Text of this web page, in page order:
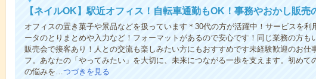
【ネイルOK】駅近オフィス！自転車通勤もOK！事務やおかし販売
オフィスの置き菓子や景品などを扱っています＊30代の方が活躍中！サービスを利
ータのとりまとめや入力など！フォーマットがあるので安心です！同じ業務の方も
販売会で接客あり！人との交流も楽しみたい方にもおすすめです未経験歓迎のお仕
フ。あなたの「やってみたい」を大切に、未来につながる一歩を支えます。初めて
の悩みを…つづきを見る